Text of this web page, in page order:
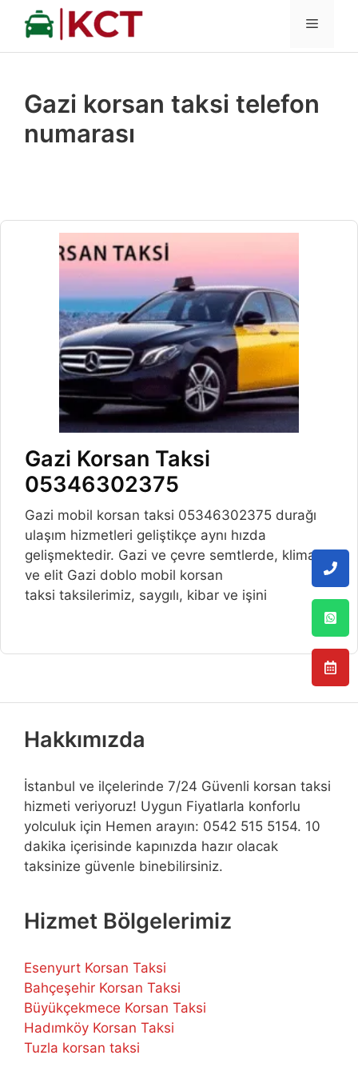
İçeriğe
MENÜ
Gazi korsan taksi telefon
numarası
Gazi Korsan Taksi
05346302375
Gazi mobil korsan taksi 05346302375 durağı
ulaşım hizmetleri geliştikçe aynı hızda
gelişmektedir. Gazi ve çevre semtlerde, klimalı
ve elit Gazi doblo mobil korsan
taksi taksilerimiz, saygılı, kibar ve işini
Hakkımızda
İstanbul ve ilçelerinde 7/24 Güvenli korsan taksi
hizmeti veriyoruz! Uygun Fiyatlarla konforlu
yolculuk için Hemen arayın: 0542 515 5154. 10
dakika içerisinde kapınızda hazır olacak
taksinize güvenle binebilirsiniz.
Hizmet Bölgelerimiz
Esenyurt Korsan Taksi
Bahçeşehir Korsan Taksi
Büyükçekmece Korsan Taksi
Hadımköy Korsan Taksi
Tuzla korsan taksi